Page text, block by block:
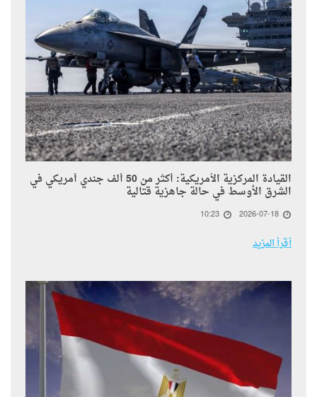
القيادة المركزية الأمريكية: أكثر من 50 ألف جندي أمريكي في
الشرق الأوسط في حالة جاهزية قتالية
2026-07-18
10:23
أقرأ المزيد